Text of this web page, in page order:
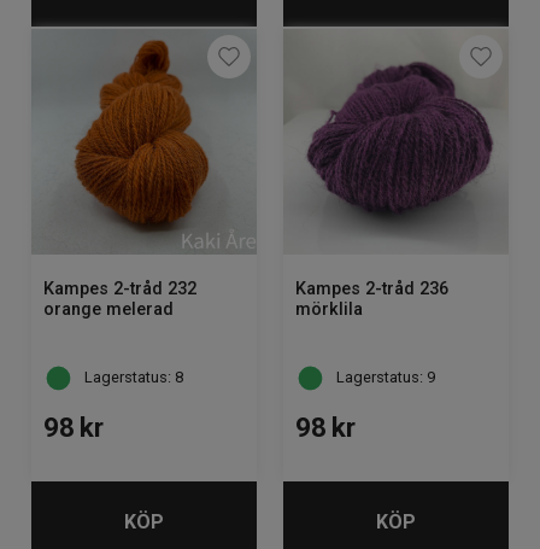
Kampes 2-tråd 232
orange melerad
Lagerstatus: 8
98 kr
KÖP
Kampes 2-tråd 236
mörklila
Lagerstatus: 9
98 kr
KÖP